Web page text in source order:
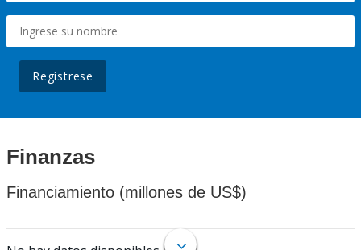
Regístrese
Finanzas
Financiamiento (millones de US$)